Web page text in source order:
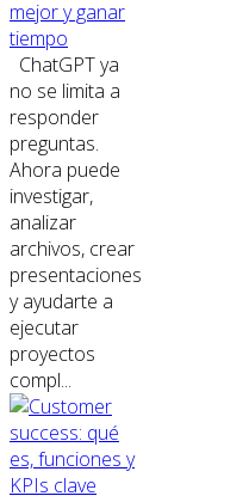
mejor y ganar
tiempo
ChatGPT ya
no se limita a
responder
preguntas.
Ahora puede
investigar,
analizar
archivos, crear
presentaciones
y ayudarte a
ejecutar
proyectos
compl...